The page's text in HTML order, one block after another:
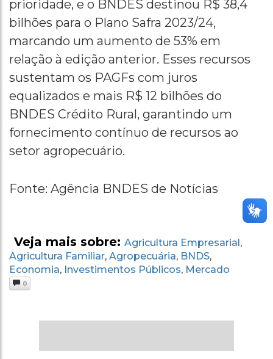
prioridade, e o BNDES destinou R$ 38,4
bilhões para o Plano Safra 2023/24,
marcando um aumento de 53% em
relação à edição anterior. Esses recursos
sustentam os PAGFs com juros
equalizados e mais R$ 12 bilhões do
BNDES Crédito Rural, garantindo um
fornecimento contínuo de recursos ao
setor agropecuário.
Fonte: Agência BNDES de Notícias
Veja mais sobre: Agricultura Empresarial ,
Agricultura Familiar, Agropecuária, BNDS,
Economia, Investimentos Públicos, Mercado
0